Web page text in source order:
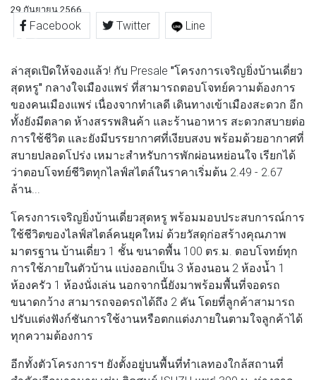
29 กันยายน 2566
Facebook Twitter Line
ล่าสุดเปิดให้จองแล้ว! กับ Presale "โครงการเจริญยิ่งบ้านเดี่ยว
สุดหรู" กลางใจเมืองแพร่ ที่สามารถตอบโจทย์ความต้องการ
ของคนเมืองแพร่ เนื่องจากทำเลดี เดินทางเข้าเมืองสะดวก อีก
ทั้งยังมีตลาด ห้างสรรพสินค้า และร้านอาหาร สะดวกสบายต่อ
การใช้ชีวิต และยังมีบรรยากาศที่เงียบสงบ พร้อมด้วยอากาศที่
สบายปลอดโปร่ง เหมาะสำหรับการพักผ่อนหย่อนใจ เรียกได้
ว่าตอบโจทย์ชีวิตทุกไลฟ์สไตล์ในราคาเริ่มต้น 2.49 - 2.67
ล้าน...
โครงการเจริญยิ่งบ้านเดี่ยวสุดหรู พร้อมมอบประสบการณ์การ
ใช้ชีวิตของไลฟ์สไตล์คนยุคใหม่ ด้วยวัสดุก่อสร้างคุณภาพ
มาตรฐาน บ้านเดี่ยว 1 ชั้น ขนาดพื้น 100 ตร.ม. ตอบโจทย์ทุก
การใช้ภายในตัวบ้าน แบ่งออกเป็น 3 ห้องนอน 2 ห้องน้ำ 1
ห้องครัว 1 ห้องนั่งเล่น นอกจากนี้ยังมาพร้อมพื้นที่จอดรถ
ขนาดกว้าง สามารถจอดรถได้ถึง 2 คัน โดยที่ลูกค้าสามารถ
ปรับแต่งฟังก์ชันการใช้งานหรือตกแต่งภายในตามใจลูกค้าได้
ทุกความต้องการ
อีกทั้งตัวโครงการฯ ยังตั้งอยู่บนพื้นที่ทำเลทองใกล้สถานที่